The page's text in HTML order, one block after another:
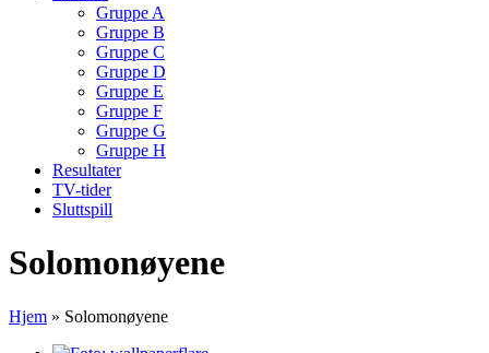
Gruppe A
Gruppe B
Gruppe C
Gruppe D
Gruppe E
Gruppe F
Gruppe G
Gruppe H
Resultater
TV-tider
Sluttspill
Solomonøyene
Hjem » Solomonøyene